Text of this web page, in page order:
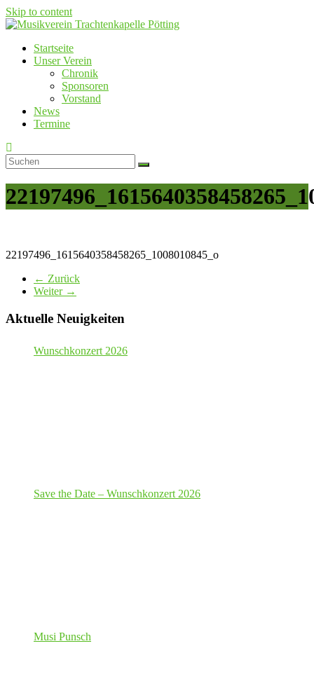
Skip to content
Musikverein Trachtenkapelle Pötting
Startseite
Unser Verein
Chronik
Sponsoren
Vorstand
News
Termine
22197496_1615640358458265_1008010845_o
← Zurück
Weiter →
Aktuelle Neuigkeiten
Wunschkonzert 2026
Save the Date – Wunschkonzert 2026
Musi Punsch